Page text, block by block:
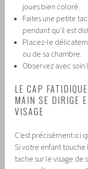
joues bien coloré.
Faites une petite
pendant qu’il est
Placez-le
ou de sa chambre.
Observez avec
LE CAP
MAIN SE DIRIGE
VISAGE
C’est précisément ici
Si votre enfant touche
tache sur le visage de